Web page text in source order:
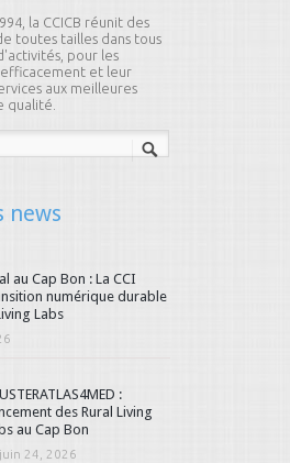
la CCICB réunit des
toutes tailles dans tous
pour les
et leur
aux meilleures
qualité.
news
au Cap Bon : La CCI
numérique durable
Labs
:
des Rural Living
au Cap Bon
juin 24, 2026